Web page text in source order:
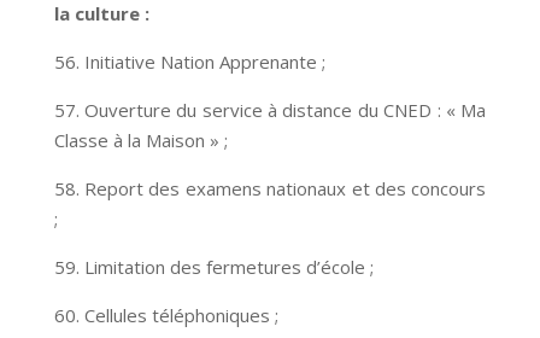
la culture :
56. Initiative Nation Apprenante ;
57. Ouverture du service à distance du CNED : « Ma
Classe à la Maison » ;
58. Report des examens nationaux et des concours
;
59. Limitation des fermetures d’école ;
60. Cellules téléphoniques ;